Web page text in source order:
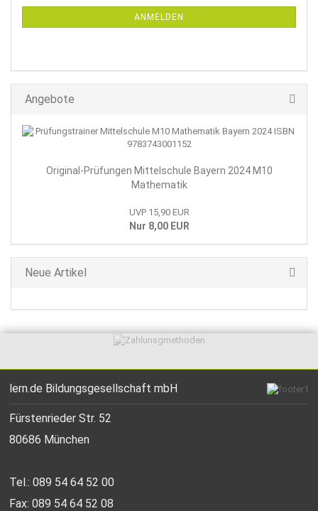
ANMELDEN
Angebote
Original-Prüfungen Mittelschule Bayern 2024 M10
Mathematik
UVP 15,90 EUR
Nur 8,00 EUR
Neue Artikel
lern.de Bildungsgesellschaft mbH
Fürstenrieder Str. 52
80686 München
Tel.: 089 54 64 52 00
Fax: 089 54 64 52 08